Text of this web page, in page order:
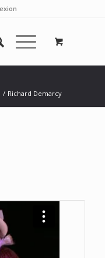
/ Richard Demarcy